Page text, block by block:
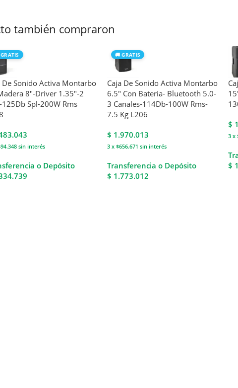
también compraron
De Sonido Activa Montarbo
8″-Driver 1.35″-2
125Db Spl-200W Rms
sin interés
o Depósito
🚚 GRATIS
Caja De Sonido Activa Montarbo
6.5″ Con Bateria- Bluetooth 5.0-
3 Canales-114Db-100W Rms-
7.5 Kg L206
$ 1.970.013
3 x $656.671 sin interés
Transferencia o Depósito
$ 1.773.012
$
3 x
$